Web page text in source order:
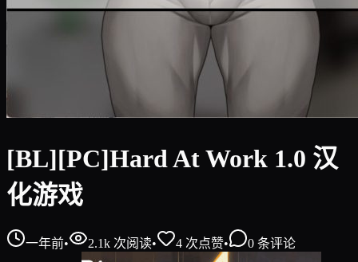
[BL][PC]Hard At Work 1.0 汉
化游戏
一年前• 2.1k 次阅读• 4 次点赞• 0 条评论